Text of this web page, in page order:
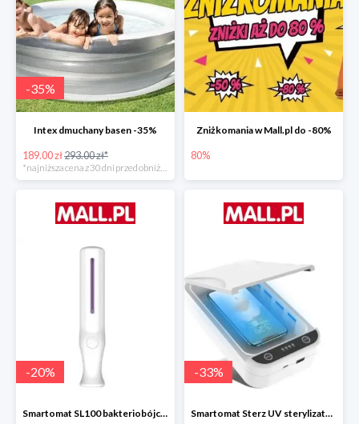
-35%
Intex dmuchany basen -35%
189.00 zł293.00 zł*
Zniżkomania w Mall.pl do -80%
80%
-20%
Smartomat SL100 bakteriobójcza lampa UV -20%
-33%
Smartomat Sterz UV sterylizator -33%